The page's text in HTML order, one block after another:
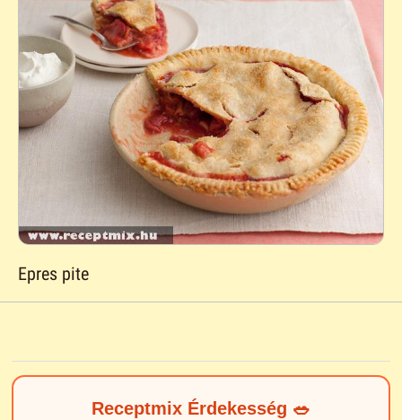
Epres pite
Receptmix Érdekesség 🥗